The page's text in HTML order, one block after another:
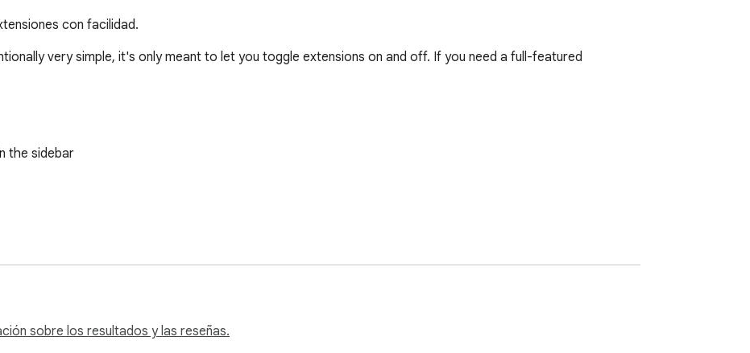
con facilidad.
very simple, it's only meant to let you toggle extensions on and off. If you need a full-featured
the sidebar
extension
click)
sobre los resultados y las reseñas.